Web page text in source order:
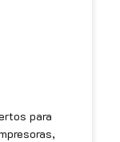
para